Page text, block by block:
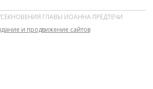
ГЛАВЫ ИОАННА ПРЕДТЕЧИ
и продвижение сайтов